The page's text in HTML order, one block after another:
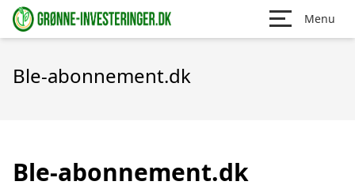
Menu
Ble-abonnement.dk
Ble-abonnement.dk